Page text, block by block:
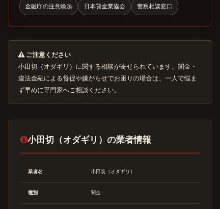
金融庁の注意喚起 日本貸金業協会 警察相談窓口
ご注意ください
小田切（オダギリ）に関する相談が寄せられています。闇金・
違法金融による督促や嫌がらせでお困りの場合は、一人で悩ま
ず早めに専門家へご相談ください。
小田切（オダギリ）の業者情報
業者名 小田切（オダギリ）
種別 闇金